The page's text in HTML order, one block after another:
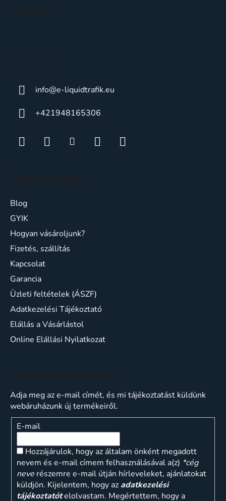
info@e-liquidtrafik.eu
+421948165306
Blog
GYIK
Hogyan vásároljunk?
Fizetés, szállítás
Kapcsolat
Garancia
Üzleti feltételek (ÁSZF)
Adatkezelési Tájékoztató
Elállás a Vásárlástol
Online Elállási Nyilatkozat
Adja meg az e-mail címét, és mi tájékoztatást küldünk
webáruházunk új termékeiről.
E-mail
Hozzájárulok, hogy az általam önként megadott
nevem és e-mail címem felhasználásával a(z) *cég
neve részemre e-mail útján hírleveleket, ajánlatokat
küldjön. Kijelentem, hogy az adatkezelési
tájékoztatótelolvastam. Megértettem, hogy a